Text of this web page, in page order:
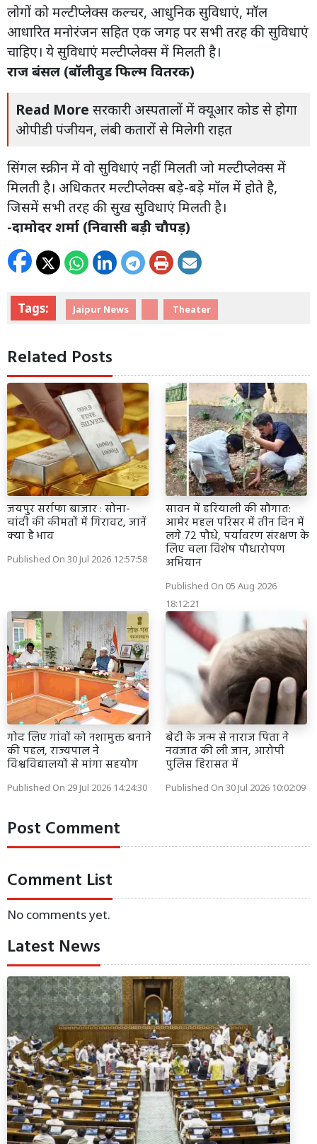
लोगों को मल्टीप्लेक्स कल्चर, आधुनिक सुविधाएं, मॉल
आधारित मनोरंजन सहित एक जगह पर सभी तरह की सुविधाएं
चाहिए। ये सुविधाएं मल्टीप्लेक्स में मिलती है।
राज बंसल (बॉलीवुड फिल्म वितरक)
Read More सरकारी अस्पतालों में क्यूआर कोड से होगा
ओपीडी पंजीयन, लंबी कतारों से मिलेगी राहत
सिंगल स्क्रीन में वो सुविधाएं नहीं मिलती जो मल्टीप्लेक्स में
मिलती है। अधिकतर मल्टीप्लेक्स बड़े-बड़े मॉल में होते है,
जिसमें सभी तरह की सुख सुविधाएं मिलती है।
-दामोदर शर्मा (निवासी बड़ी चौपड़)
Tags: Jaipur News Theater
Related Posts
जयपुर सर्राफा बाजार : सोना-
चांदी की कीमतों में गिरावट, जानें
क्या है भाव
Published On 30 Jul 2026 12:57:58
सावन में हरियाली की सौगात:
आमेर महल परिसर में तीन दिन में
लगे 72 पौधे, पर्यावरण संरक्षण के
लिए चला विशेष पौधारोपण
अभियान
Published On 05 Aug 2026
18:12:21
गोद लिए गांवों को नशामुक्त बनाने
की पहल, राज्यपाल ने
विश्वविद्यालयों से मांगा सहयोग
Published On 29 Jul 2026 14:24:30
बेटी के जन्म से नाराज पिता ने
नवजात की ली जान, आरोपी
पुलिस हिरासत में
Published On 30 Jul 2026 10:02:09
Post Comment
Comment List
No comments yet.
Latest News